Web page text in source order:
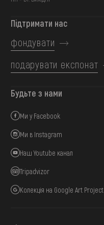
Підтримати нас
фондувати
подарувати експонат
Будьте з нами
Ми у Facebook
Ми в Instagram
Наш Youtube канал
Tripadvizor
Колекція на Google Art Project